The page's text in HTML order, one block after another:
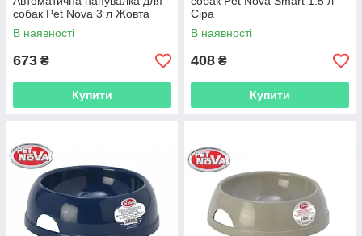
собак Pet Nova 3 л Жовта
В наявності
673 ₴
Купити
Сіра
В наявності
408 ₴
Купити